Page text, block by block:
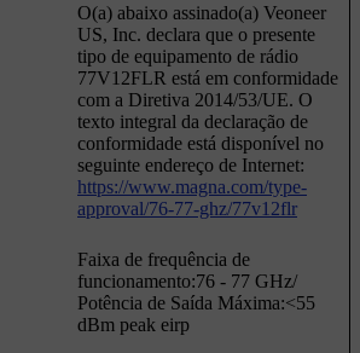
O(a) abaixo assinado(a) Veoneer
US, Inc. declara que o presente
tipo de equipamento de rádio
77V12FLR está em conformidade
com a Diretiva 2014/53/UE. O
texto integral da declaração de
conformidade está disponível no
seguinte endereço de Internet:
https://www.magna.com/type-
approval/76-77-ghz/77v12flr
Faixa de frequência de
funcionamento:76 - 77 GHz/
Potência de Saída Máxima:<55
dBm peak eirp